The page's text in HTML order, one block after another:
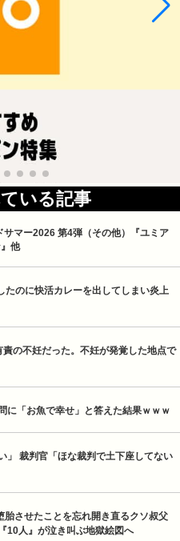
いる記事
サマー2026 第4弾（その他）『ユミア
他
たのに快活カレーを出してしまい炎上
の不妊だった。不妊が発覚した地点で
に「お魚で幸せ」と答えた結果ｗｗｗ
」 裁判官「ほな裁判で土下座してない
胎させたことを忘れ開き直るクソ叔父
10人』が泣き叫ぶ地獄絵図へ